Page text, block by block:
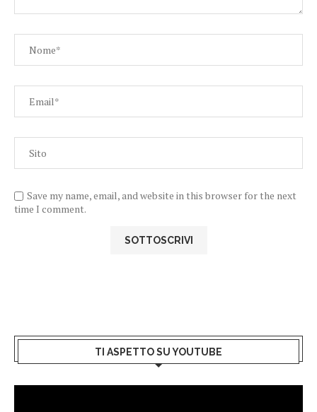
Save my name, email, and website in this browser for the next
time I comment.
TI ASPETTO SU YOUTUBE